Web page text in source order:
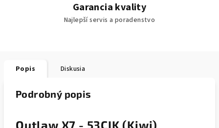
Garancia kvality
Najlepší servis a poradenstvo
Popis Diskusia
Podrobný popis
Outlaw X7 - 53CIK (Kiwi)